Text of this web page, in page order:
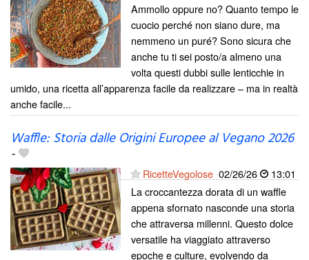
Ammollo oppure no? Quanto tempo le
cuocio perché non siano dure, ma
nemmeno un puré? Sono sicura che
anche tu ti sei posto/a almeno una
volta questi dubbi sulle lenticchie in
umido, una ricetta all’apparenza facile da realizzare – ma in realtà
anche facile...
Waffle: Storia dalle Origini Europee al Vegano 2026
-
RicetteVegolose 02/26/26
13:01
La croccantezza dorata di un waffle
appena sfornato nasconde una storia
che attraversa millenni. Questo dolce
versatile ha viaggiato attraverso
epoche e culture, evolvendo da